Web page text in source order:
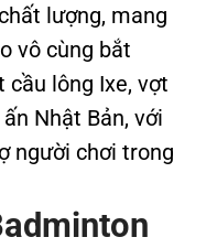
lượng, mang
vô cùng bắt
lông Ixe, vợt
Nhật Bản, với
người chơi trong